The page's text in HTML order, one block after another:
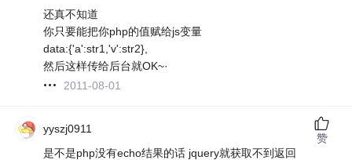
还真不知道
你只要能把你php的值赋给js变量
data:{'a':str1,'v':str2},
然后这样传给后台就OK~·
2011-08-01
yyszj0911
是不是php没有echo结果的话 jquery就获取不到返回
赞